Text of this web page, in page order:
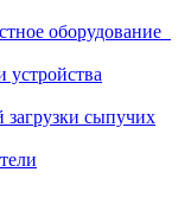
оборудование
устройства
загрузки сыпучих